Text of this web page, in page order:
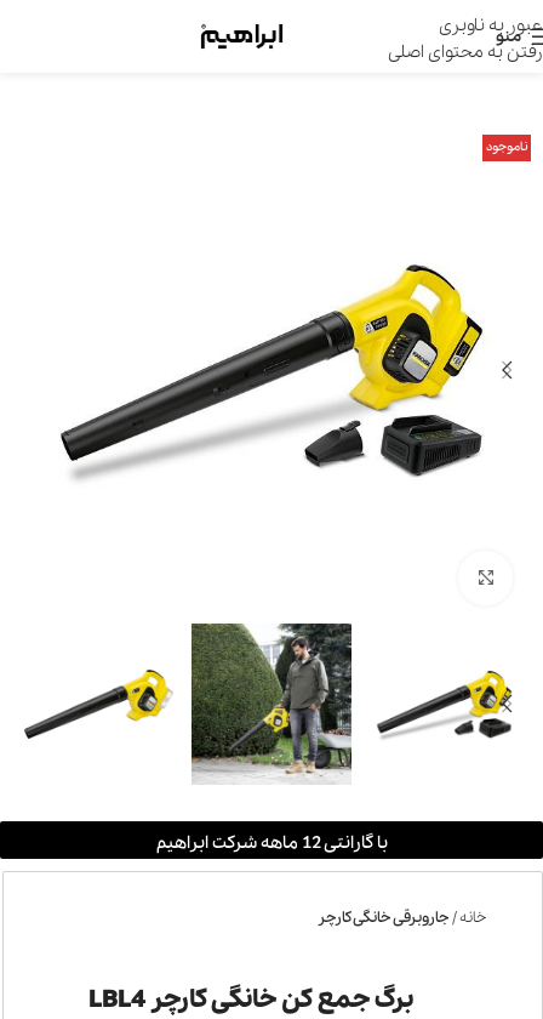
عبور به ناوبری
رفتن به محتوای اصلی
منو
ناموجود
با گارانتی 12 ماهه شرکت ابراهیم
خانه جاروبرقی خانگی کارچر
برگ جمع کن خانگی کارچر LBL4